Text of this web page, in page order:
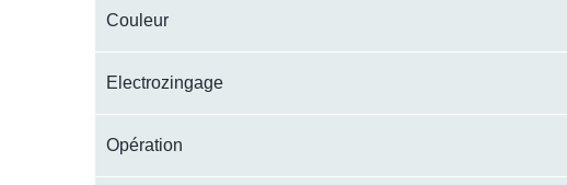
Couleur
Electrozingage
Opération